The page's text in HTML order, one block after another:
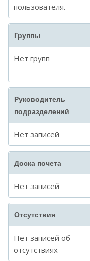
пользователя.
Группы
Нет групп
Руководитель
подразделений
Нет записей
Доска почета
Нет записей
Отсутствия
Нет записей об
отсутствиях